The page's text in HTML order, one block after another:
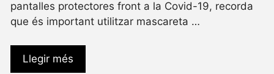
pantalles protectores front a la Covid-19, recorda
que és important utilitzar mascareta …
Llegir més